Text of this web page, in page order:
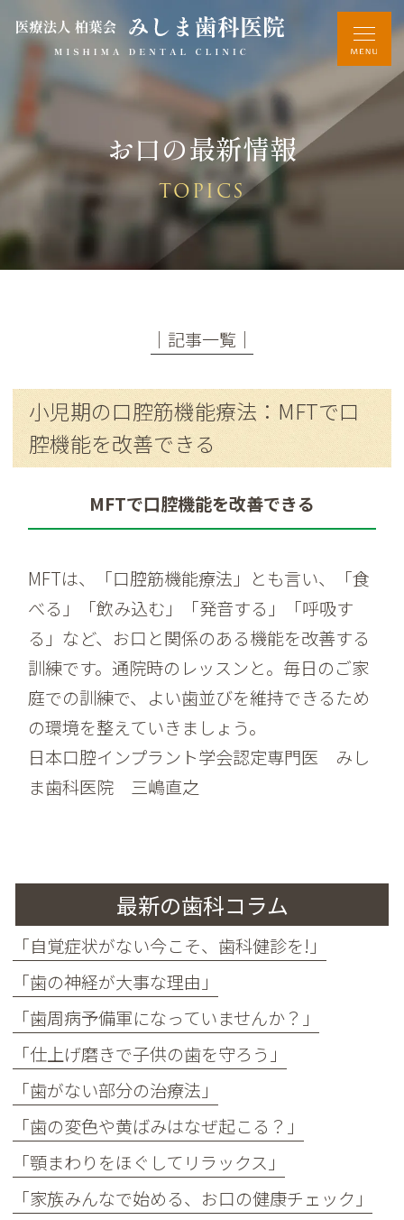
お口の最新情報
TOPICS
│記事一覧│
小児期の口腔筋機能療法：MFTで口
腔機能を改善できる
MFTで口腔機能を改善できる
MFTは、「口腔筋機能療法」とも言い、「食
べる」「飲み込む」「発音する」「呼吸す
る」など、お口と関係のある機能を改善する
訓練です。通院時のレッスンと。毎日のご家
庭での訓練で、よい歯並びを維持できるため
の環境を整えていきましょう。
日本口腔インプラント学会認定専門医 みし
ま歯科医院 三嶋直之
最新の歯科コラム
「自覚症状がない今こそ、歯科健診を!」
「歯の神経が大事な理由」
「歯周病予備軍になっていませんか？」
「仕上げ磨きで子供の歯を守ろう」
「歯がない部分の治療法」
「歯の変色や黄ばみはなぜ起こる？」
「顎まわりをほぐしてリラックス」
「家族みんなで始める、お口の健康チェック」